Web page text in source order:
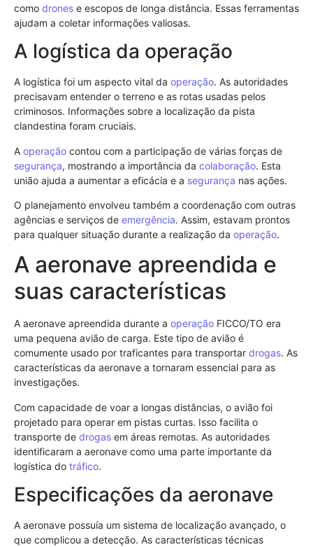
como drones e escopos de longa distância. Essas ferramentas
ajudam a coletar informações valiosas.
A logística da operação
A logística foi um aspecto vital da operação. As autoridades
precisavam entender o terreno e as rotas usadas pelos
criminosos. Informações sobre a localização da pista
clandestina foram cruciais.
A operação contou com a participação de várias forças de
segurança, mostrando a importância da colaboração. Esta
união ajuda a aumentar a eficácia e a segurança nas ações.
O planejamento envolveu também a coordenação com outras
agências e serviços de emergência. Assim, estavam prontos
para qualquer situação durante a realização da operação.
A aeronave apreendida e
suas características
A aeronave apreendida durante a operação FICCO/TO era
uma pequena avião de carga. Este tipo de avião é
comumente usado por traficantes para transportar drogas. As
características da aeronave a tornaram essencial para as
investigações.
Com capacidade de voar a longas distâncias, o avião foi
projetado para operar em pistas curtas. Isso facilita o
transporte de drogas em áreas remotas. As autoridades
identificaram a aeronave como uma parte importante da
logística do tráfico.
Especificações da aeronave
A aeronave possuía um sistema de localização avançado, o
que complicou a detecção. As características técnicas